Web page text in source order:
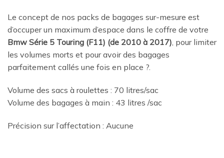
Le concept de nos packs de bagages sur-mesure est
d’occuper un maximum d’espace dans le coffre de votre
Bmw Série 5 Touring (F11) (de 2010 à 2017), pour limiter
les volumes morts et pour avoir des bagages
parfaitement callés une fois en place ?.
Volume des sacs à roulettes : 70 litres/sac
Volume des bagages à main : 43 litres /sac
Précision sur l’affectation : Aucune